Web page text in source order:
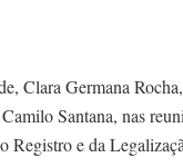
Clara Germana Rocha,
Santana, nas
Registro e da